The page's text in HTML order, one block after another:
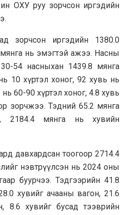
ОХУ руу зорчсон иргэдийн
зорчсон иргэдийн 1380.0
нь эмэгтэй ажээ. Насны
54 насныхан 1439.8 мянга
10 хүртэл хоног, 92 хувь нь
60-90 хүртэл хоног, 4.8 хувь
зорчжээ. Тэдний 65.2 мянга
2184.4 мянга нь хувийн
давхардсан тоогоор 2714.4
нэвтрүүлсэн нь 2024 оны
буурчээ. Тэдгээрийн 41.8
хувийг ачааны вагон, 21.6
8.6 хувийг бусад тээврийн